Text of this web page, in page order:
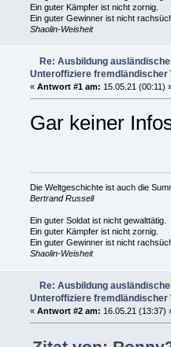
Ein guter Kämpfer ist nicht zornig.
Ein guter Gewinner ist nicht
Shaolin-Weisheit
Re: Ausbildung
Unteroffiziere fremdländischer
« Antwort #1 am: 15.05.21 (00:11)
Gar keiner
Die Weltgeschichte ist auch die
Bertrand Russell
Ein guter Soldat ist nicht gewalttätig.
Ein guter Kämpfer ist nicht zornig.
Ein guter Gewinner ist nicht
Shaolin-Weisheit
Re: Ausbildung
Unteroffiziere fremdländischer
« Antwort #2 am: 16.05.21 (13:37)